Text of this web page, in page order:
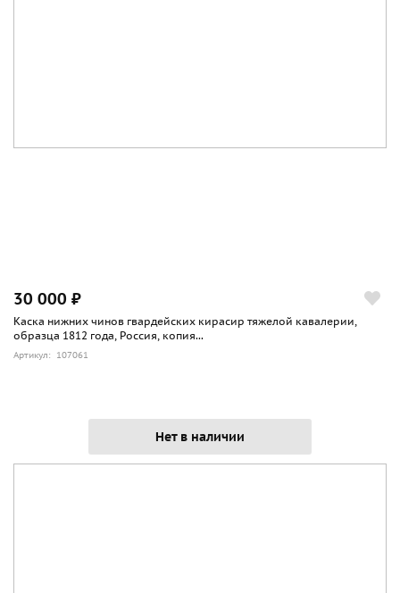
30 000 ₽
Каска нижних чинов гвардейских кирасир тяжелой кавалерии,
образца 1812 года, Россия, копия...
Артикул: 107061
Нет в наличии